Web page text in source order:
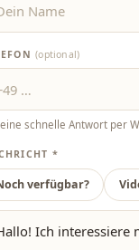
(optional)
schnelle Antwort per
*
verfügbar?